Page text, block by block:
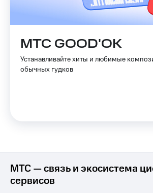
номер
автоплатежа
и
Переводы
МТС GOOD'OK
Устанавливайте хиты и любимые
обычных гудков
МТС — связь и экосистема
сервисов